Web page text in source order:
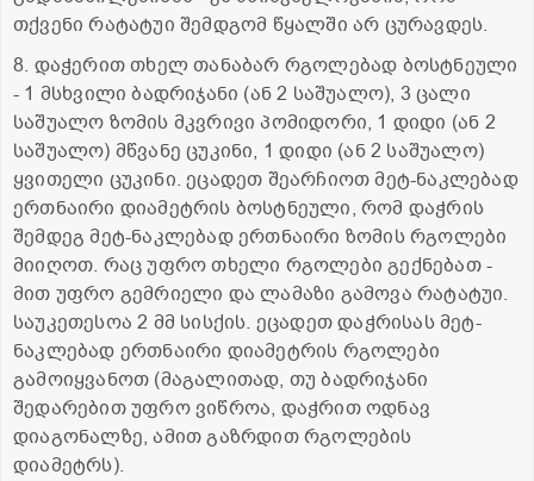
თქვენი რატატუი შემდგომ წყალში არ ცურავდეს.
8. დაჭერით თხელ თანაბარ რგოლებად ბოსტნეული
- 1 მსხვილი ბადრიჯანი (ან 2 საშუალო), 3 ცალი
საშუალო ზომის მკვრივი პომიდორი, 1 დიდი (ან 2
საშუალო) მწვანე ცუკინი, 1 დიდი (ან 2 საშუალო)
ყვითელი ცუკინი. ეცადეთ შეარჩიოთ მეტ-ნაკლებად
ერთნაირი დიამეტრის ბოსტნეული, რომ დაჭრის
შემდეგ მეტ-ნაკლებად ერთნაირი ზომის რგოლები
მიიღოთ. რაც უფრო თხელი რგოლები გექნებათ -
მით უფრო გემრიელი და ლამაზი გამოვა რატატუი.
საუკეთესოა 2 მმ სისქის. ეცადეთ დაჭრისას მეტ-
ნაკლებად ერთნაირი დიამეტრის რგოლები
გამოიყვანოთ (მაგალითად, თუ ბადრიჯანი
შედარებით უფრო ვიწროა, დაჭრით ოდნავ
დიაგონალზე, ამით გაზრდით რგოლების
დიამეტრს).